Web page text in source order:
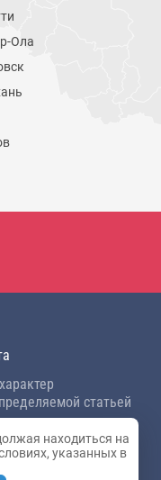
Ола
статьей
находиться на
указанных в